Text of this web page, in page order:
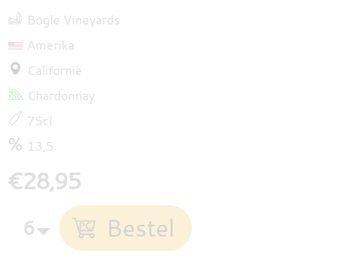
Bogle Vineyards
Amerika
Californië
Chardonnay
75cl
13,5
€28,95